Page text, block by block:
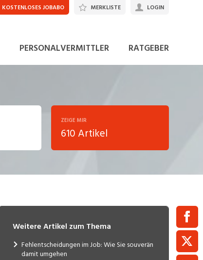
PERSONALVERMITTLER RATGEBER
KOSTENLOSES JOBABO MERKLISTE LOGIN
ZEIGE MIR
610 Artikel
Weitere Artikel zum Thema
Fehlentscheidungen im Job: Wie Sie souverän
damit umgehen